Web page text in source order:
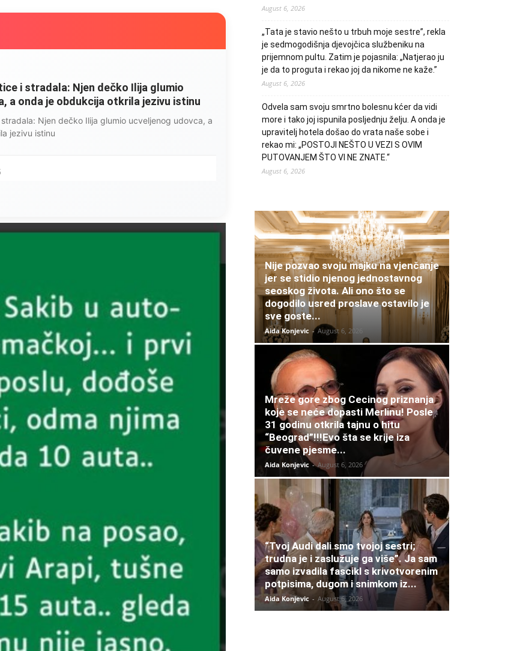
i stradala: Njen dečko Ilija glumio
a onda je obdukcija otkrila jezivu istinu
Njen dečko Ilija glumio ucveljenog udovca, a
jezivu istinu
August 6, 2026
„Tata je stavio nešto u trbuh moje sestre”, rekla
je sedmogodišnja djevojčica službeniku na
prijemnom pultu. Zatim je pojasnila: „Natjerao ju
je da to proguta i rekao joj da nikome ne kaže.”
August 6, 2026
Odvela sam svoju smrtno bolesnu kćer da vidi
more i tako joj ispunila posljednju želju. A onda je
upravitelj hotela došao do vrata naše sobe i
rekao mi: „POSTOJI NEŠTO U VEZI S OVIM
PUTOVANJEM ŠTO VI NE ZNATE.“
August 6, 2026
Nije pozvao svoju majku na vjenčanje
jer se stidio njenog jednostavnog
seoskog života. Ali ono što se
dogodilo usred proslave ostavilo je
sve goste...
Aida Konjevic - August 6, 2026
Mreže gore zbog Cecinog priznanja
koje se neće dopasti Merlinu! Posle
31 godinu otkrila tajnu o hitu
“Beograd”!!!Evo šta se krije iza
čuvene pjesme...
Aida Konjevic - August 6, 2026
“Tvoj Audi dali smo tvojoj sestri;
trudna je i zaslužuje ga više”. Ja sam
samo izvadila fascikl s krivotvorenim
potpisima, dugom i snimkom iz...
Aida Konjevic - August 6, 2026